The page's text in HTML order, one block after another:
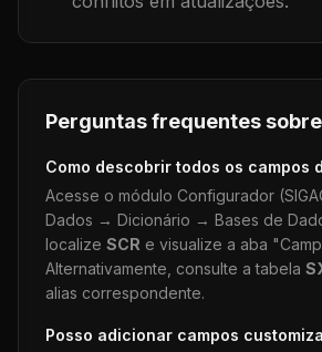
Perguntas frequentes
Como descobrir todos os campos
Acesse o módulo Configurador
Dados → Dicionário → Bases de
localize SCR e visualize a aba
Alternativamente, consulte a tabela
alias correspondente.
Posso adicionar campos